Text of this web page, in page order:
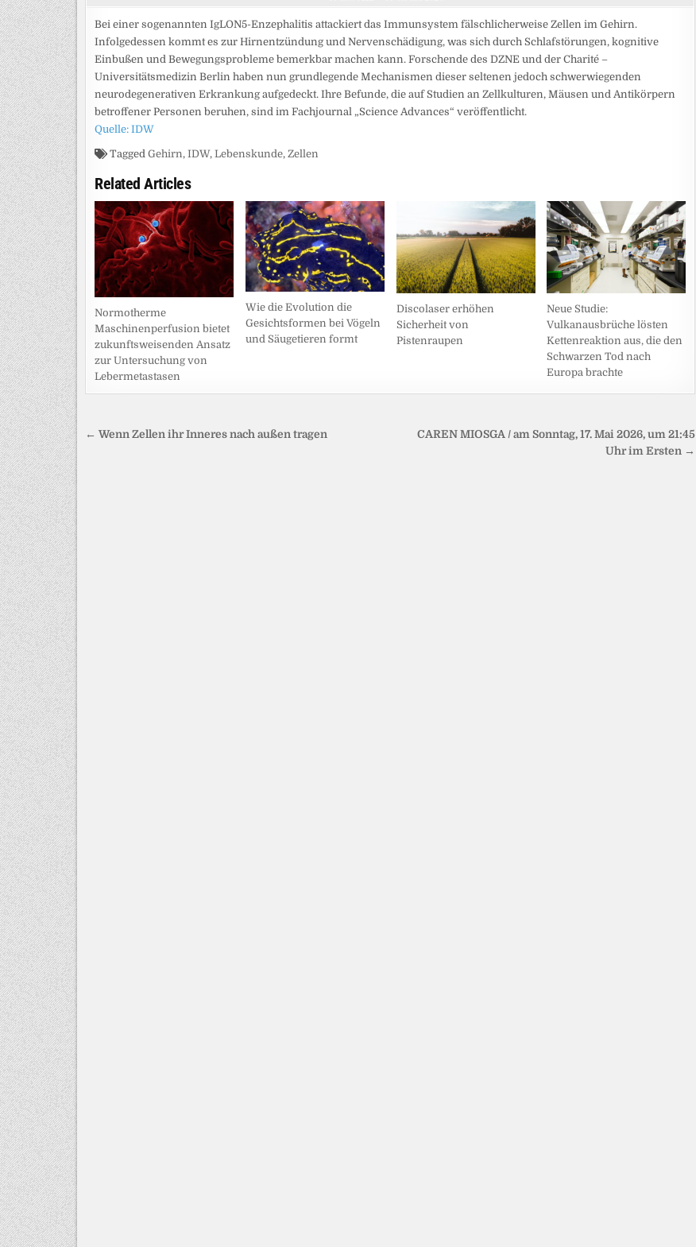
Bei einer sogenannten IgLON5-Enzephalitis attackiert das Immunsystem fälschlicherweise Zellen im Gehirn.
Infolgedessen kommt es zur Hirnentzündung und Nervenschädigung, was sich durch Schlafstörungen, kognitive
Einbußen und Bewegungsprobleme bemerkbar machen kann. Forschende des DZNE und der Charité –
Universitätsmedizin Berlin haben nun grundlegende Mechanismen dieser seltenen jedoch schwerwiegenden
neurodegenerativen Erkrankung aufgedeckt. Ihre Befunde, die auf Studien an Zellkulturen, Mäusen und Antikörpern
betroffener Personen beruhen, sind im Fachjournal „Science Advances“ veröffentlicht.
Quelle: IDW
Tagged Gehirn, IDW, Lebenskunde, Zellen
Related Articles
Normotherme
Maschinenperfusion bietet
zukunftsweisenden Ansatz
zur Untersuchung von
Lebermetastasen
Wie die Evolution die
Gesichtsformen bei Vögeln
und Säugetieren formt
Discolaser erhöhen
Sicherheit von
Pistenraupen
Neue Studie:
Vulkanausbrüche lösten
Kettenreaktion aus, die den
Schwarzen Tod nach
Europa brachte
Beitragsnavigation
CAREN MIOSGA / am Sonntag, 17. Mai 2026, um 21:45
Uhr im Ersten →
← Wenn Zellen ihr Inneres nach außen tragen